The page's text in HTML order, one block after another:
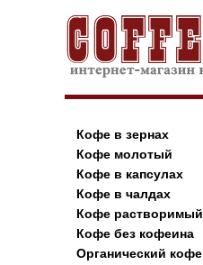
Кофе в зернах
Кофе молотый
Кофе в капсулах
Кофе в чалдах
Кофе растворимый
Кофе без кофеина
Органический кофе